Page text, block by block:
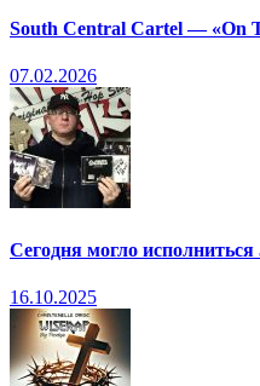
South Central Cartel — «On
07.02.2026
Сегодня могло
16.10.2025